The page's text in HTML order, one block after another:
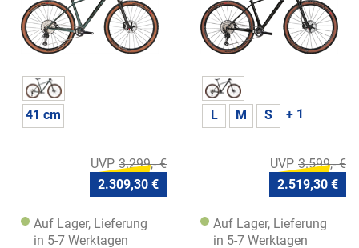
41 cm
3.299,- €
2.309,30 €
Auf Lager, Lieferung
in 5-7 Werktagen
L M S + 1
3.599,- €
2.519,30 €
Auf Lager, Lieferung
in 5-7 Werktagen